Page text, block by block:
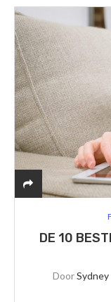
DE 10
DoorSydney